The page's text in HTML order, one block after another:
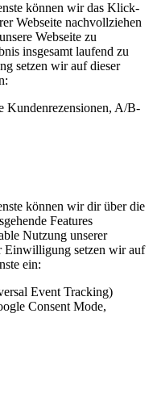
können wir das Klick-
Webseite nachvollziehen
Webseite zu
insgesamt laufend zu
setzen wir auf dieser
Kundenrezensionen, A/B-
können wir dir über die
Features
Nutzung unserer
Einwilligung setzen wir auf
ein:
Event Tracking)
Consent Mode,